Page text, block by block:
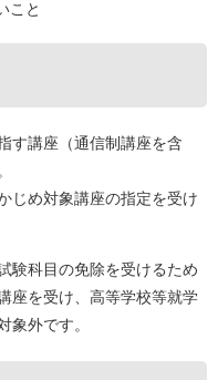
こと
す講座（通信制講座を含
じめ対象講座の指定を受け
験科目の免除を受けるため
座を受け、高等学校等就学
象外です。